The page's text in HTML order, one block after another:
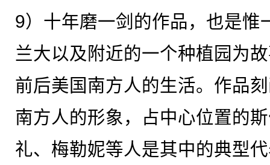
9）十年磨一剑的作品，也是惟
兰大以及附近的一个种植园为
前后美国南方人的生活。作品
南方人的形象，占中心位置的
礼、梅勒妮等人是其中的典型